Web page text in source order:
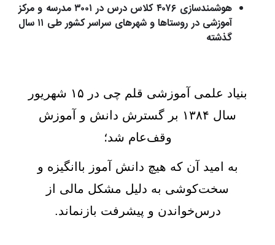
هوشمندسازی ۴۰۷۶ کلاس درس در ۳۰۰۱ مدرسه و مرکز
آموزشی در روستاها و شهرهای سراسر کشور طی ۱۱ سال
گذشته
بنیاد علمی آموزشی قلم چی در ۱۵ شهریور
سال ۱۳۸۴ بر گسترش دانش و آموزش
وقف‌عام شد؛
به امید آن که هیچ دانش آموز باانگیزه و
سخت‌کوشی به دلیل مشکلمالی از
درس‌خواندن و پیشرفت بازنماند.